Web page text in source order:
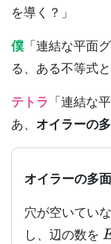
を導く？」
僕 「連結な平面
る、ある不等式
テトラ 「連結な
あ、 オイラーの
オイラーの多
穴が空いてい
し、辺の数を
E